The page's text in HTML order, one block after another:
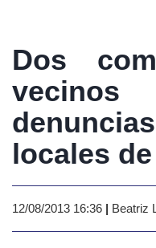
Dos
locales
12/08/2013 16:36 | Beatriz